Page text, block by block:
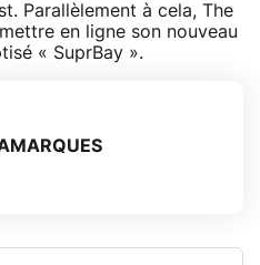
Parallèlement à cela, The
en ligne son nouveau
« SuprBay ».